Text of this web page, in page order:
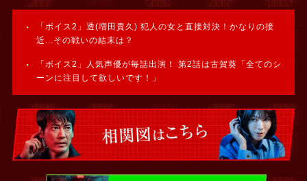
「ボイス2」透(増田貴久) 犯人の女と直接対決！かなりの接
近...その戦いの結末は？
「ボイス2」人気声優が毎話出演！ 第2話は古賀葵「全てのシ
ーンに注目して欲しいです！」